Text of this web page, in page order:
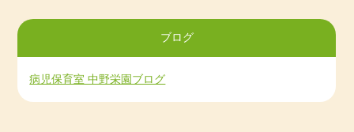
2020/07/31 紹介
病児保育室 中野栄は8月3日開所です！
ブログ
病児保育室 中野栄園ブログ